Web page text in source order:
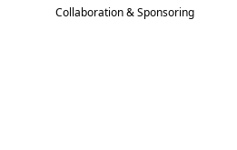
Collaboration & Sponsoring